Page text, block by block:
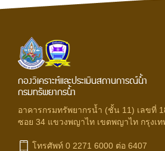
กองวิเคราะห์และประเมินสถานการณ์น้ำ
กรมทรัพยากรน้ำ
อาคารกรมทรัพยากรน้ำ (ชั้น 11) เลขที่
ซอย 34 แขวงพญาไท เขตพญาไท กรุงเท
โทรศัพท์ 0 2271 6000 ต่อ 6407